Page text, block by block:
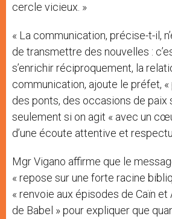
cercle vicieux. »
« La communication, précise-t-il,
de transmettre des nouvelles :
s’enrichir réciproquement, la
communication, ajoute le préfet,
des ponts, des occasions de paix
seulement si on agit « avec un
d’une écoute attentive et
Mgr Vigano affirme que le
« repose sur une forte racine
« renvoie aux épisodes de Caïn et
de Babel » pour expliquer que